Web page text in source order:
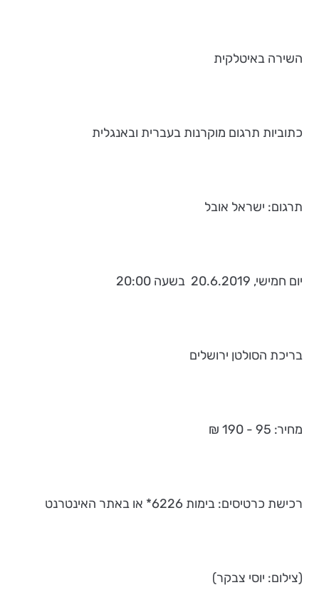
השירה באיטלקית
כתוביות תרגום מוקרנות בעברית ובאנגלית
תרגום: ישראל אובל
יום חמישי, 20.6.2019 בשעה 20:00
בריכת הסולטן ירושלים
מחיר: 95 - 190 ₪
רכישת כרטיסים: בימות 6226* או באתר האינטרנט
(צילום: יוסי צבקר)